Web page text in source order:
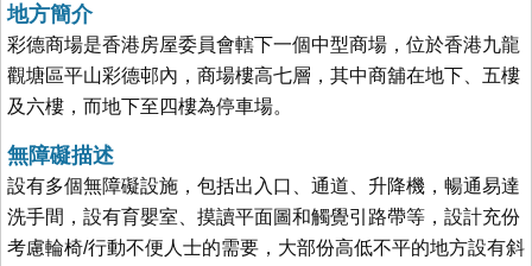
地方簡介
彩德商場是香港房屋委員會轄下一個中型商場，位於香港九龍
觀塘區平山彩德邨內，商場樓高七層，其中商舖在地下、五樓
及六樓，而地下至四樓為停車場。
無障礙描述
設有多個無障礙設施，包括出入口、通道、升降機，暢通易達
洗手間，設有育嬰室、摸讀平面圖和觸覺引路帶等，設計充份
考慮輪椅/行動不便人士的需要，大部份高低不平的地方設有斜